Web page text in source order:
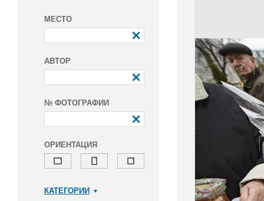
МЕСТО
АВТОР
№ ФОТОГРАФИИ
ОРИЕНТАЦИЯ
КАТЕГОРИИ